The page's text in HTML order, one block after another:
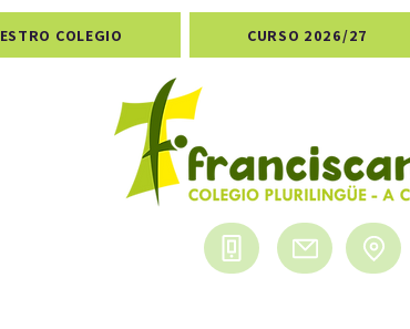
COLEGIO CURSO 2026/27